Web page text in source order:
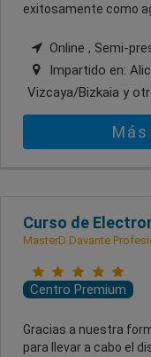
exitosamente como
Online , Semi-
Impartido en:
Vizcaya/Bizkaia y
Curso de
MasterD Davante
Centro Premium
Gracias a nuestra
para llevar a cabo el